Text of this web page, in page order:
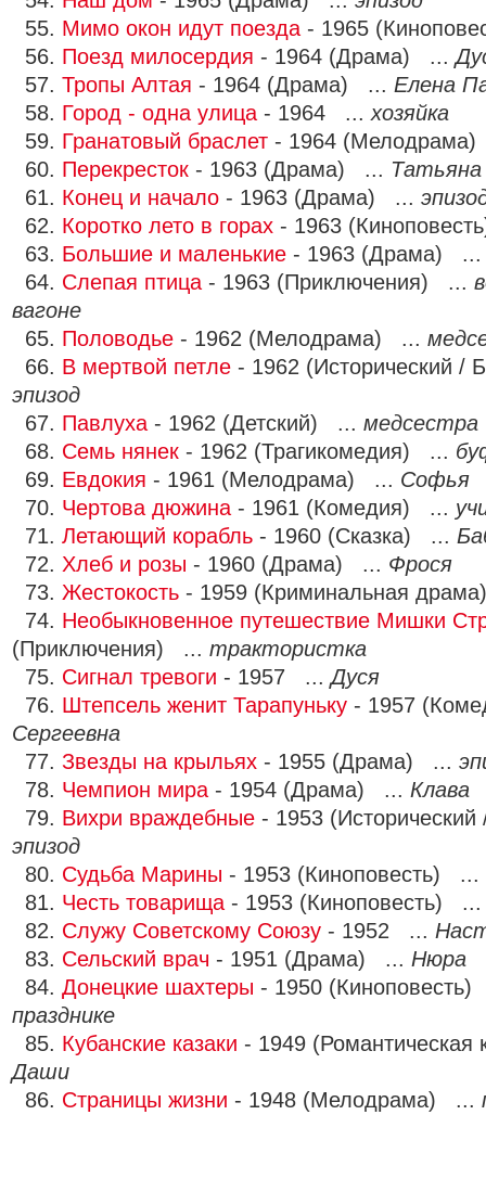
55. Мимо окон идут поезда - 1965
56. Поезд милосердия - 1964 (Драма) ...
57. Тропы Алтая - 1964 (Драма) ... Елена
58. Город - одна улица - 1964 ... хозяйка
59. Гранатовый браслет - 1964
60. Перекресток - 1963 (Драма) ... Татьяна
61. Конец и начало - 1963 (Драма) ...
62. Коротко лето в горах - 1963
63. Большие и маленькие - 1963 (Драма)
64. Слепая птица - 1963 (Приключения) ...
вагоне
65. Половодье - 1962 (Мелодрама) ...
66. В мертвой петле - 1962 (Исторический /
эпизод
67. Павлуха - 1962 (Детский) ... медсестра
68. Семь нянек - 1962 (Трагикомедия) ...
69. Евдокия - 1961 (Мелодрама) ... Софья
70. Чертова дюжина - 1961 (Комедия) ...
71. Летающий корабль - 1960 (Сказка) ...
72. Хлеб и розы - 1960 (Драма) ... Фрося
73. Жестокость - 1959 (Криминальная
74. Необыкновенное путешествие Мишки
(Приключения) ... трактористка
75. Сигнал тревоги - 1957 ...Дуся
76. Штепсель женит Тарапуньку - 1957
Сергеевна
77. Звезды на крыльях - 1955 (Драма) ...
78. Чемпион мира - 1954 (Драма) ... Клава
79. Вихри враждебные - 1953
эпизод
80. Судьба Марины - 1953 (Киноповесть) ...
81. Честь товарища - 1953 (Киноповесть)
82. Служу Советскому Союзу - 1952 ...
83. Сельский врач - 1951 (Драма) ... Нюра
84. Донецкие шахтеры - 1950
празднике
85. Кубанские казаки - 1949
Даши
86. Страницы жизни - 1948 (Мелодрама) ...